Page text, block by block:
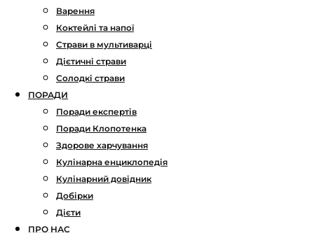
Варення
Коктейлі та напої
Страви в мультиварці
Дієтичні страви
Солодкі страви
ПОРАДИ
Поради експертів
Поради Клопотенка
Здорове харчування
Кулінарна енциклопедія
Кулінарний довідник
Добірки
Дієти
ПРО НАС